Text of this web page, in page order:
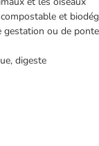
et
gestation ou de ponte
digeste